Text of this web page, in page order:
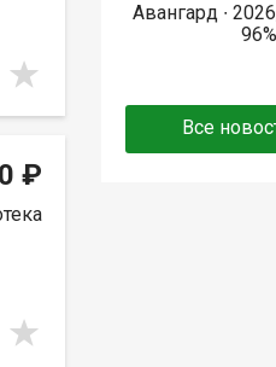
₽
Авангард ∙
96%
Все